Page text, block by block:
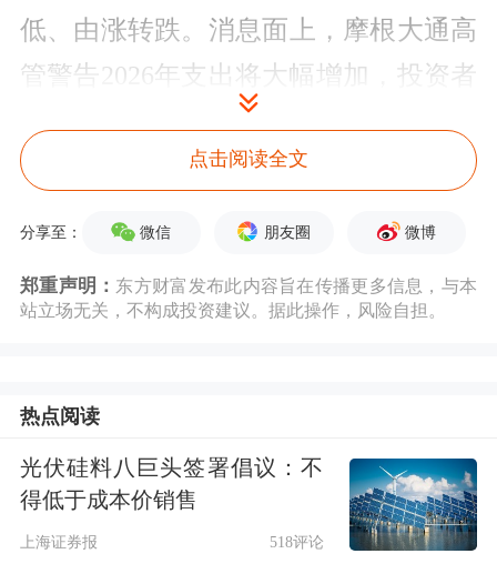
低、由涨转跌。消息面上，摩根大通高
管警告2026年支出将大幅增加，投资者
担忧其业绩增速或将放缓。
特朗普最新发声
当地时间12月9日，美国政治新闻网站
Politico报道，特朗普明确表示，支持大
在最新的采访中，当被问及是否将支持
大幅降息作为美联储主席提名人选的考
察标准时，特朗普明确回应称：“是
点击阅读全文
分享至： 微信 朋友圈 微博
郑重声明： 东方财富发布此内容旨在传播更多信息，与本
站立场无关，不构成投资建议。据此操作，风险自担。
热点阅读
光伏硅料八巨头签署倡议：不
得低于成本价销售
上海证券报 518评论